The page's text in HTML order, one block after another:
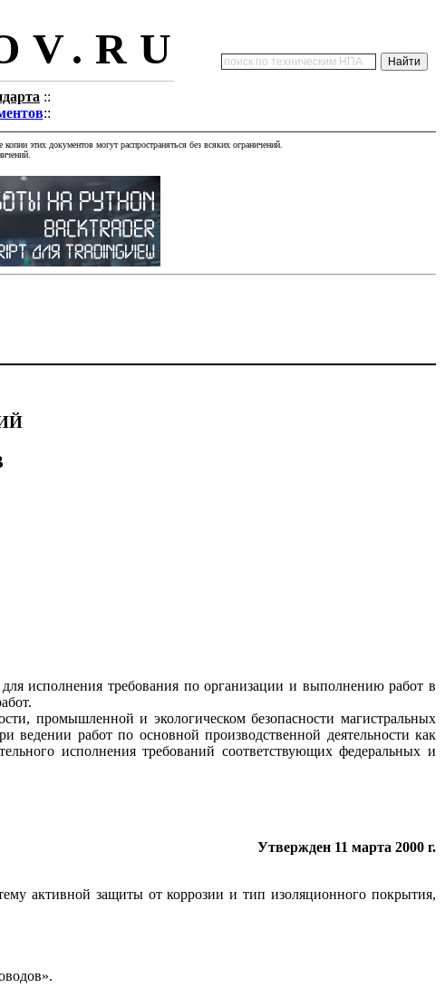
::
::
этих документов могут распространяться без всяких ограничений.
исполнения требования по организации и выполнению работ в
промышленной и экологическом безопасности магистральных
работ по основной производственной деятельности как
исполнения требований соответствующих федеральных и
Утвержден 11 марта 2000 г.
активной защиты от коррозии и тип изоляционного покрытия,